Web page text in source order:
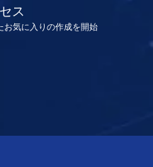
ス
お気に入りの作成を開始